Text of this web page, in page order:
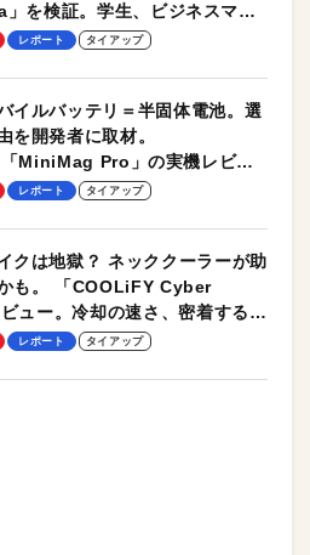
を検証。学生、ビジネスマン
ユースに最適！
レポート タイアップ
イルバッテリ＝半固体電池。選
を開発者に取材。
MiniMag Pro」の実機レビュ
レポート タイアップ
クは地獄？ ネッククーラーが助
も。 「COOLiFY Cyber
ュー。冷却の速さ、密着する冷
、シンプルな操作性がグッド！
レポート タイアップ